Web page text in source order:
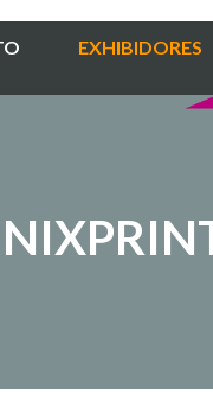
EXHIBIDORES